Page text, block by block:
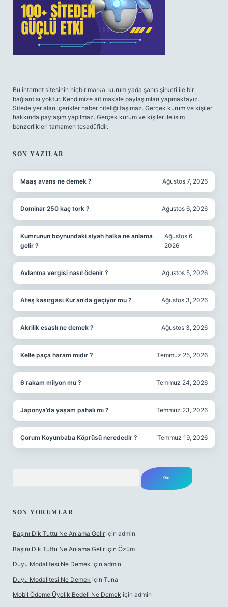
Bu internet sitesinin hiçbir marka, kurum yada şahıs şirketi ile bir
bağlantısı yoktur. Kendimize ait makale paylaşımları yapmaktayız.
Sitede yer alan içerikler haber niteliği taşımaz. Gerçek kurum ve kişiler
hakkında paylaşım yapılmaz. Gerçek kurum ve kişiler ile isim
benzerlikleri tamamen tesadüfidir.
SON YAZILAR
Maaş avans ne demek ? Ağustos 7, 2026
Dominar 250 kaç tork ? Ağustos 6, 2026
Kumrunun boynundaki siyah halka ne anlama
gelir ?
Ağustos 6,
2026
Avlanma vergisi nasıl ödenir ? Ağustos 5, 2026
Ateş kasırgası Kur’an’da geçiyor mu ? Ağustos 3, 2026
Akrilik esaslı ne demek ? Ağustos 3, 2026
Kelle paça haram mıdır ? Temmuz 25, 2026
6 rakam milyon mu ? Temmuz 24, 2026
Japonya’da yaşam pahalı mı ? Temmuz 23, 2026
Çorum Koyunbaba Köprüsü nerededir ? Temmuz 19, 2026
SON YORUMLAR
Başını Dik Tuttu Ne Anlama Gelir için admin
Başını Dik Tuttu Ne Anlama Gelir için Özüm
Duyu Modalitesi Ne Demek için admin
Duyu Modalitesi Ne Demek için Tuna
Mobil Ödeme Üyelik Bedeli Ne Demek için admin